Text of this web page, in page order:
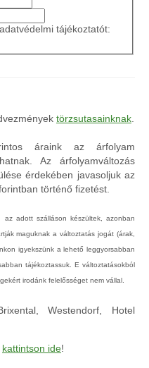
tájékoztatót:
törzsutasainknak.
áraink az árfolyam
Az árfolyamváltozás
érdekében javasoljuk az
történő fizetést.
adott szálláson készültek, azonban
maguknak a változtatás jogát (árak,
igyekszünk a lehető leggyorsabban
tájékoztassuk. E változtatásokból
irodánk felelősséget nem vállal.
Westendorf, Hotel
kattintson ide!